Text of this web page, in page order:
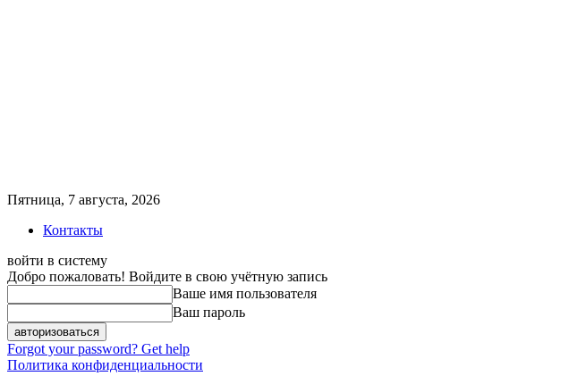
Пятница, 7 августа, 2026
Контакты
войти в систему
Добро пожаловать! Войдите в свою учётную запись
Ваше имя пользователя
Ваш пароль
Forgot your password? Get help
Политика конфиденциальности